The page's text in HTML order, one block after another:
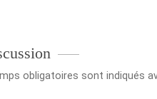
obligatoires sont indiqués